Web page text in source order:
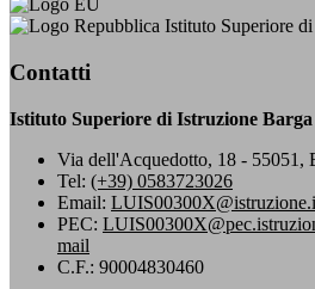
Istituto Superiore
Contatti
Istituto Superiore di Istruzione Barga
Via dell'Acquedotto, 18 - 55051,
Tel: (+39) 0583723026
Email:
PEC:
mail
C.F.: 90004830460